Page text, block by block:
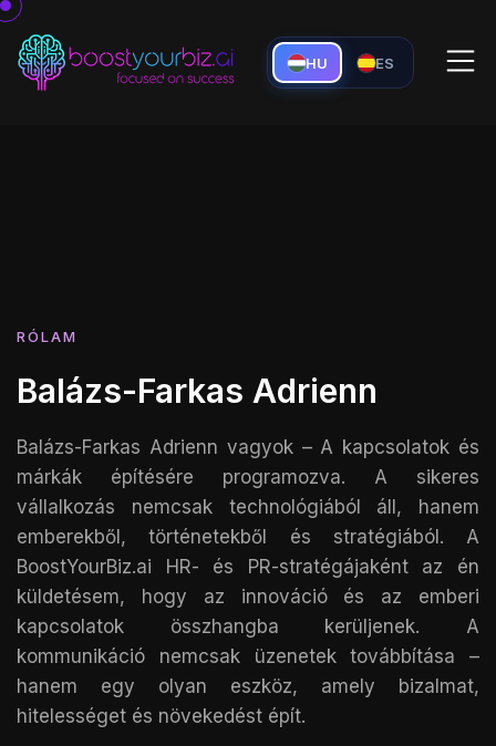
HU ES
RÓLAM
Balázs-Farkas Adrienn
Balázs-Farkas Adrienn vagyok – A kapcsolatok és
márkák építésére programozva. A sikeres
vállalkozás nemcsak technológiából áll, hanem
emberekből, történetekből és stratégiából. A
BoostYourBiz.ai HR- és PR-stratégájaként az én
küldetésem, hogy az innováció és az emberi
kapcsolatok összhangba kerüljenek. A
kommunikáció nemcsak üzenetek továbbítása –
hanem egy olyan eszköz, amely bizalmat,
hitelességet és növekedést épít.